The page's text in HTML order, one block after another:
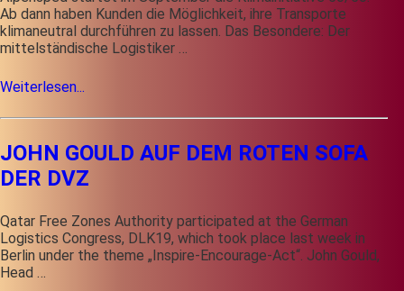
Ab dann haben Kunden die Möglichkeit, ihre Transporte
klimaneutral durchführen zu lassen. Das Besondere: Der
mittelständische Logistiker …
Weiterlesen...
JOHN GOULD AUF DEM ROTEN SOFA
DER DVZ
Qatar Free Zones Authority participated at the German
Logistics Congress, DLK19, which took place last week in
Berlin under the theme „Inspire-Encourage-Act“. John Gould,
Head …